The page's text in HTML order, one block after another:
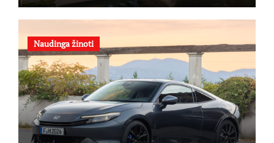
Naudinga žinoti